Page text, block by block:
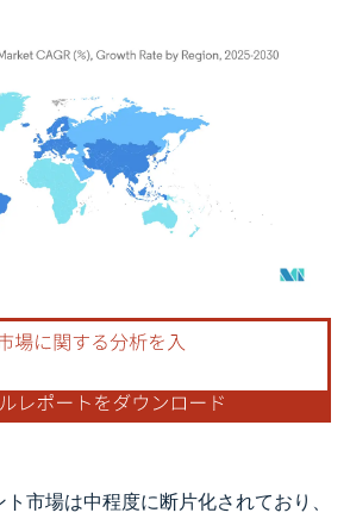
。再利用にはCC BY 4.0の表示が必要です。
市場は中程度に断片化されており、